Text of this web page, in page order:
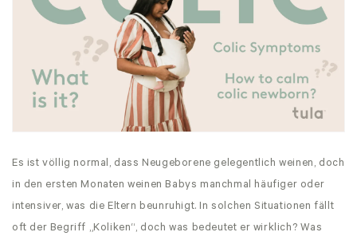
Es ist völlig normal, dass Neugeborene gelegentlich weinen, doch
in den ersten Monaten weinen Babys manchmal häufiger oder
intensiver, was die Eltern beunruhigt. In solchen Situationen fällt
oft der Begriff „Koliken“, doch was bedeutet er wirklich? Was